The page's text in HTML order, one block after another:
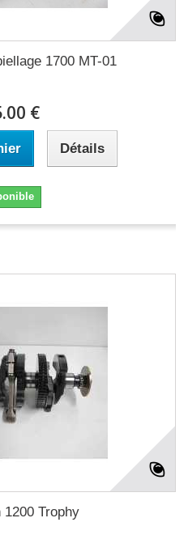
1700 MT-01
€
Détails
1200 Trophy